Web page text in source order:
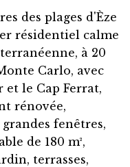
des plages d'Èze
résidentiel calme
à 20
Carlo, avec
le Cap Ferrat,
rénovée,
fenêtres,
de 180 m²,
terrasses,